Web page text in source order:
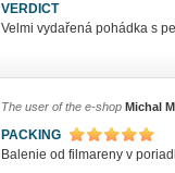
VERDICT
Velmi vydařená pohádka s
The user of the e-shop Michal
PACKING
Balenie od filmareny v